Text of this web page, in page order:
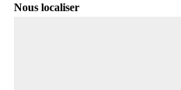
Nous localiser